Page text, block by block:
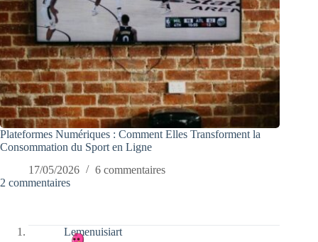
Plateformes Numériques : Comment Elles Transforment la
Consommation du Sport en Ligne
17/05/2026
6 commentaires
2 commentaires
Lemenuisiart